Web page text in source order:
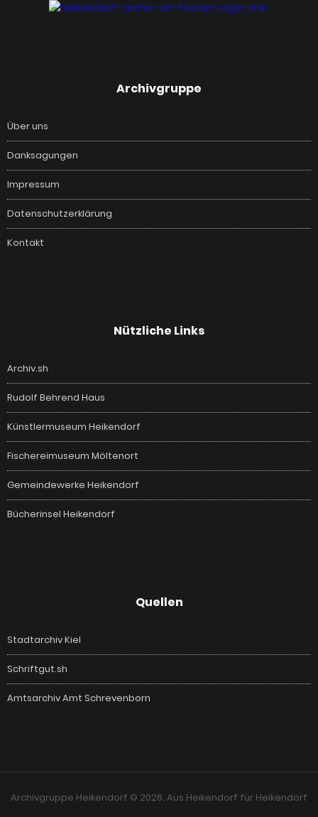
‎Archivgruppe
Über uns
Danksagungen
Impressum
Datenschutzerklärung
Kontakt
Nützliche Links
Archiv.sh
Rudolf Behrend Haus
Künstlermuseum Heikendorf
Fischereimuseum Möltenort
Gemeindewerke Heikendorf
Bücherinsel Heikendorf
Quellen
Stadtarchiv Kiel
Schriftgut.sh
Amtsarchiv Amt Schrevenborn
Archivgruppe Heikendorf © 2026. Aus Heikendorf für Heikendorf